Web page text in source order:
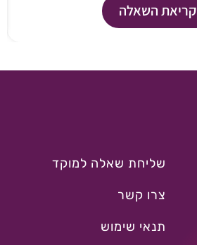
קריאת השאלה
שליחת שאלה למוקד
צרו קשר
תנאי שימוש